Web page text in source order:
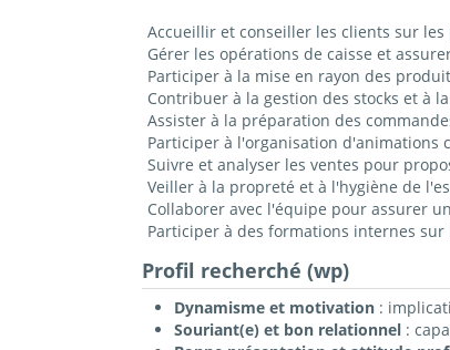
Accueillir et conseiller les clients sur
Gérer les opérations de caisse et
Participer à la mise en rayon des
Contribuer à la gestion des stocks et à
Assister à la préparation des
Participer à l'organisation d'animations
Suivre et analyser les ventes pour
Veiller à la propreté et à l'hygiène de
Collaborer avec l'équipe pour assurer
Participer à des formations internes
Profil recherché (wp)
Dynamisme et motivation:
Souriant(e) et bon relationnel: